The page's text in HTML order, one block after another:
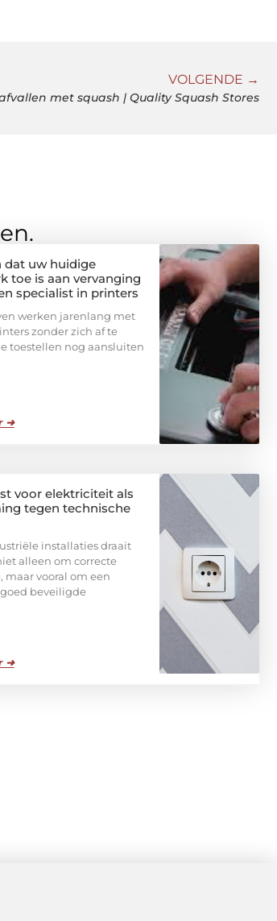
VOLGENDE →
met squash | Quality Squash Stores
dat uw huidige
toe is aan vervanging
specialist in printers
werken jarenlang met
zonder zich af te
toestellen nog aansluiten
➜
voor elektriciteit als
tegen technische
installaties draait
alleen om correcte
maar vooral om een
beveiligde
➜